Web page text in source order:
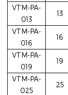
VTM-PA-
013
13
VTM-PA-
016
16
VTM-PA-
019
19
VTM-PA-
025
25